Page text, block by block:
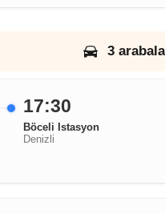
3
17:30
Böceli Istasyon
Denizli